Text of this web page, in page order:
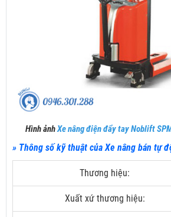
Hình ảnhXe nâng điện đẩy tay Noblift
» Thông số kỹ thuật của Xe nâng bán tự
Thương hiệu:
Xuất xứ thương hiệu: